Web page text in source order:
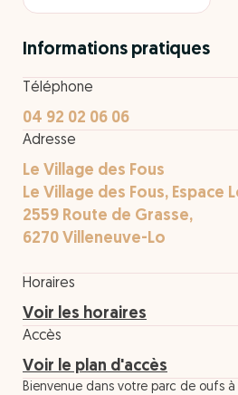
Informations pratiques
Téléphone
04 92 02 06 06
Adresse
Le Village des Fous
Le Village des Fous, Espace
2559 Route de Grasse,
6270 Villeneuve-Lo
Horaires
Voir les horaires
Accès
Voir le plan d'accès
Bienvenue dans votre parc de oufs